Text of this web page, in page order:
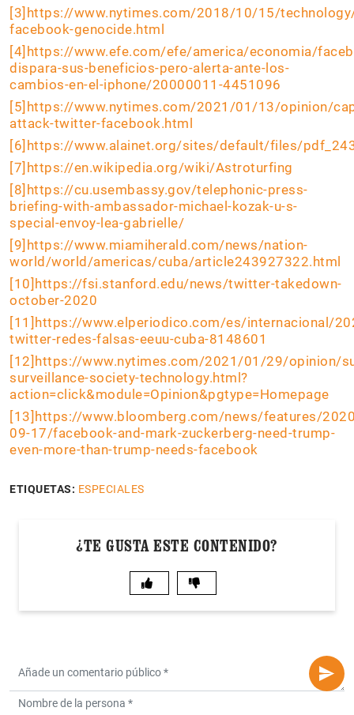
[3] https://www.nytimes.com/2018/10/15/
facebook-genocide.html
[4] https://www.efe.com/efe/america/economia/
dispara-sus-beneficios-pero-alerta-ante-los-
cambios-en-el-iphone/20000011-4451096
[5] https://www.nytimes.com/2021/01/13/opinion/
attack-twitter-facebook.html
[6] https://www.alainet.org/sites/default/files/
[7] https://en.wikipedia.org/wiki/Astroturfing
[8] https://cu.usembassy.gov/telephonic-press-
briefing-with-ambassador-michael-kozak-u-s-
special-envoy-lea-gabrielle/
[9] https://www.miamiherald.com/news/nation-
world/world/americas/cuba/article243927322.html
[10] https://fsi.stanford.edu/news/twitter-takedown-
october-2020
[11] https://www.elperiodico.com/es/internacional/
twitter-redes-falsas-eeuu-cuba-8148601
[12] https://www.nytimes.com/2021/01/29/opinion/
surveillance-society-technology.html?
action=click&module=Opinion&pgtype=Homepage
[13] https://www.bloomberg.com/news/features/
09-17/facebook-and-mark-zuckerberg-need-trump-
even-more-than-trump-needs-facebook
ETIQUETAS: ESPECIALES
¿TE GUSTA ESTE CONTENIDO?